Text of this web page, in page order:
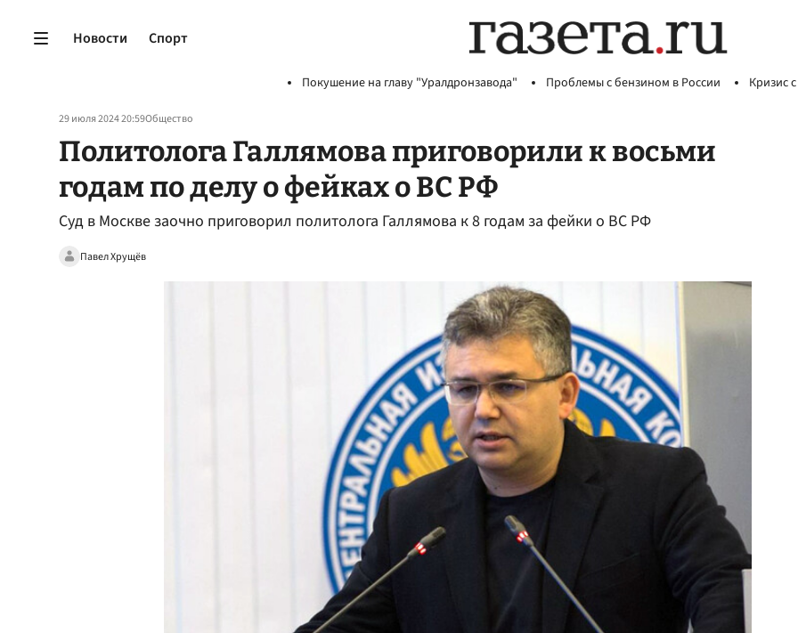
Новости Спорт
Покушение на главу "Уралдронзавода" Проблемы с бензином в России Кризис
29 июля 2024 20:59Общество
Политолога Галлямова приговорили к восьми
годам по делу о фейках о ВС РФ
Суд в Москве заочно приговорил политолога Галлямова к 8 годам за фейки о ВС РФ
Павел Хрущёв